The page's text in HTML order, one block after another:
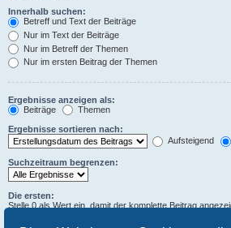
Innerhalb suchen:
Betreff und Text der Beiträge
Nur im Text der Beiträge
Nur im Betreff der Themen
Nur im ersten Beitrag der Themen
Ergebnisse anzeigen als:
Beiträge
Themen
Ergebnisse sortieren nach:
Aufsteigend
Suchzeitraum begrenzen:
Die ersten:
Stelle 0 als Wert ein, damit der komplette Beitrag